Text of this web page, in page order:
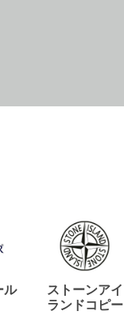
ル
ストーンアイ
ランドコピー